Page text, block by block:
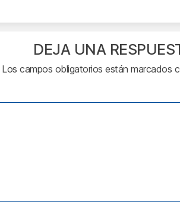
DEJA UNA
Los campos obligatorios están marcados